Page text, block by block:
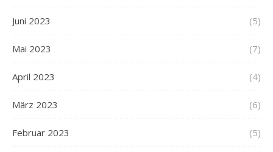
Juni 2023 (5)
Mai 2023 (7)
April 2023 (4)
März 2023 (6)
Februar 2023 (5)